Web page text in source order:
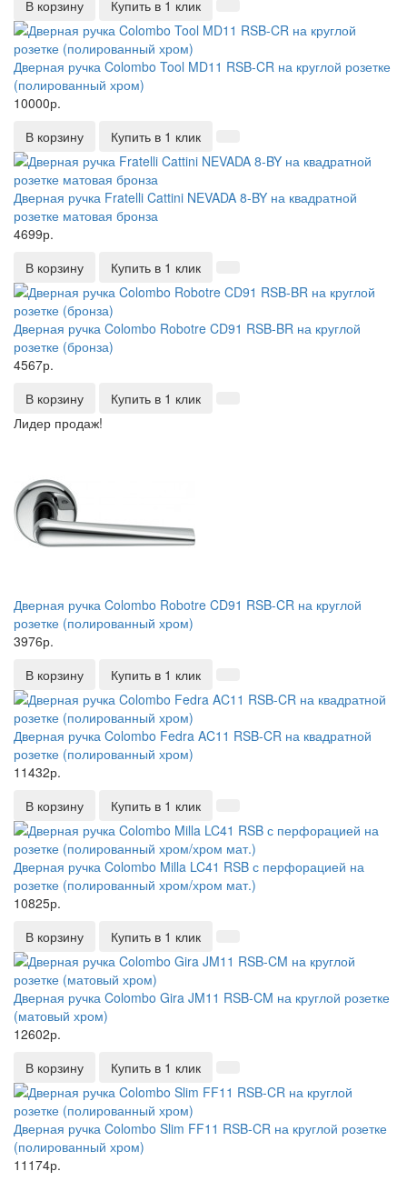
В корзину Купить в 1 клик
Дверная ручка Colombo Tool MD11 RSB-CR на круглой розетке
(полированный хром)
10000р.
В корзину
Купить в 1 клик
Дверная ручка Fratelli Cattini NEVADA 8-BY на квадратной
розетке матовая бронза
4699р.
В корзину
Купить в 1 клик
Дверная ручка Colombo Robotre CD91 RSB-BR на круглой
розетке (бронза)
4567р.
В корзину
Купить в 1 клик
Лидер продаж!
Дверная ручка Colombo Robotre CD91 RSB-CR на круглой
розетке (полированный хром)
3976р.
В корзину
Купить в 1 клик
Дверная ручка Colombo Fedra AC11 RSB-CR на квадратной
розетке (полированный хром)
11432р.
В корзину
Купить в 1 клик
Дверная ручка Colombo Milla LC41 RSB с перфорацией на
розетке (полированный хром/хром мат.)
10825р.
В корзину
Купить в 1 клик
Дверная ручка Colombo Gira JM11 RSB-CM на круглой розетке
(матовый хром)
12602р.
В корзину
Купить в 1 клик
Дверная ручка Colombo Slim FF11 RSB-CR на круглой розетке
(полированный хром)
11174р.